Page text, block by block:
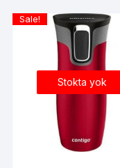
Stokta yok
Sale!